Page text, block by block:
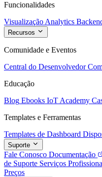
Funcionalidades
Visualização Analytics
Recursos
Comunidade e Eventos
Central do Desenvolvedor
Educação
Blog Ebooks IoT Academy
Templates e Ferramentas
Templates de Dashboard
Suporte
Fale Conosco Documentação
de Suporte Serviços
Preços